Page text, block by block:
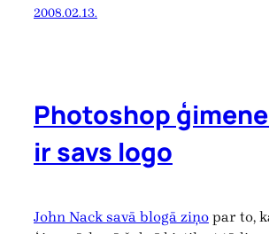
2008.02.13.
Photoshop
ir savs logo
John Nack savā blogā ziņo par to,